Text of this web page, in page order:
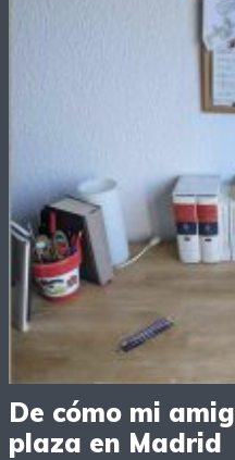
De cómo mi
plaza en Madrid